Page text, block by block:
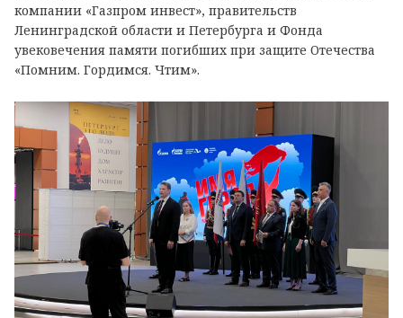
компании «Газпром инвест», правительств
Ленинградской области и Петербурга и Фонда
увековечения памяти погибших при защите Отечества
«Помним. Гордимся. Чтим».